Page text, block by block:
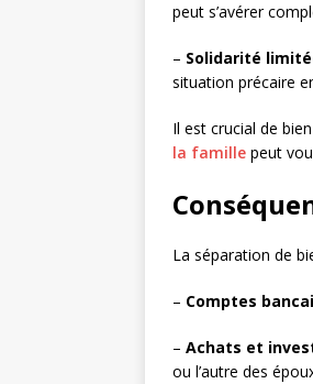
peut s’avérer
– Solidarité
situation précaire
Il est crucial de
la famille peut
La séparation de
– Comptes
– Achats et
ou l’autre des